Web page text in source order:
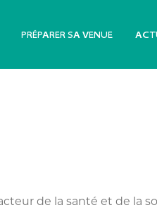
PRÉPARER SA VENUE
de la santé et de la